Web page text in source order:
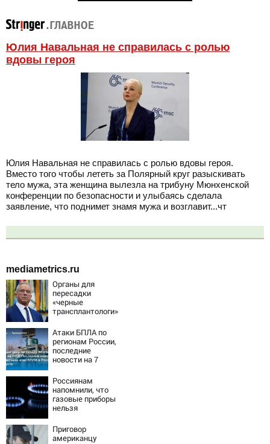
Юлия Навальная не справилась с ролью
вдовы героя
Юлия Навальная не справилась с ролью вдовы героя.
Вместо того чтобы лететь за Полярный круг разыскивать
тело мужа, эта женщина вылезла на трибуну Мюнхенской
конференции по безопасности и улыбаясь сделала
заявление, что поднимет знамя мужа и возглавит...чт
mediametrics.ru
Органы для
пересадки
«черные
трансплантологи»
живых пациентов
Атаки БПЛА по
регионам России,
последние
новости на 7
последствия,
атаки на склады
Wildberries,
состояние
пострадавших
Россиянам
напомнили, что
газовые приборы
нельзя
самостоятельно
Приговор
американцу